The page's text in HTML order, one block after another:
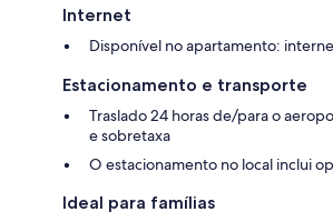
Internet
Disponível no apartamento:
Estacionamento e transporte
Traslado 24 horas de/para o
e sobretaxa
O estacionamento no local inclui
Ideal para famílias